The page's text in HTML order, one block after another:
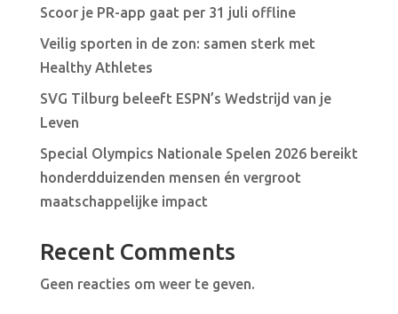
Scoor je PR-app gaat per 31 juli offline
Veilig sporten in de zon: samen sterk met
Healthy Athletes
SVG Tilburg beleeft ESPN’s Wedstrijd van je
Leven
Special Olympics Nationale Spelen 2026 bereikt
honderdduizenden mensen én vergroot
maatschappelijke impact
Recent Comments
Geen reacties om weer te geven.